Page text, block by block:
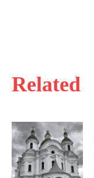
Related